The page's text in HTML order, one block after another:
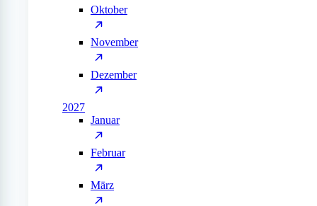
Oktober
November
Dezember
2027
Januar
Februar
März